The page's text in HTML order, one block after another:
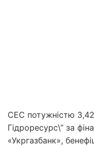
СЕС потужністю
Гідроресурс\” за
«Укргазбанк»,